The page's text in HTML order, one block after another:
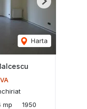
Harta
Next
mp 1950